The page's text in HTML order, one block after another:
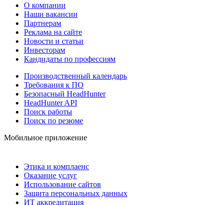
О компании
Наши вакансии
Партнерам
Реклама на сайте
Новости и статьи
Инвесторам
Кандидаты по профессиям
Производственный календарь
Требования к ПО
Безопасный HeadHunter
HeadHunter API
Поиск работы
Поиск по резюме
Мобильное приложение
Этика и комплаенс
Оказание услуг
Использование сайтов
Защита персональных данных
ИТ аккредитация